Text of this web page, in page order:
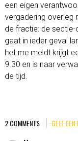
een eigen
vergadering overleg
de fractie: de sectie-
gaat in ieder geval
het me meldt krijgt
9.30 en is naar
de tijd.
2 COMMENTS GEEF